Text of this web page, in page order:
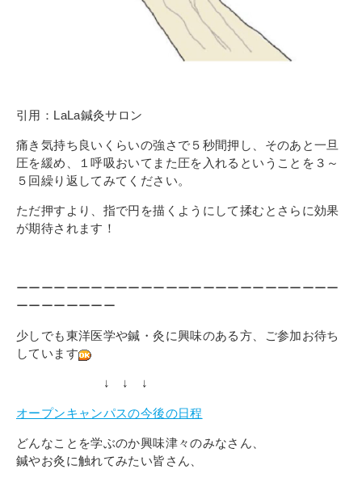
引用：LaLa鍼灸サロン
痛き気持ち良いくらいの強さで５秒間押し、そのあと一旦
圧を緩め、１呼吸おいてまた圧を入れるということを３～
５回繰り返してみてください。
ただ押すより、指で円を描くようにして揉むとさらに効果
が期待されます！
ーーーーーーーーーーーーーーーーーーーーーーーーーー
ーーーーーーーー
少しでも東洋医学や鍼・灸に興味のある方、ご参加お待ち
しています
↓ ↓ ↓
オープンキャンパスの今後の日程
どんなことを学ぶのか興味津々のみなさん、
鍼やお灸に触れてみたい皆さん、